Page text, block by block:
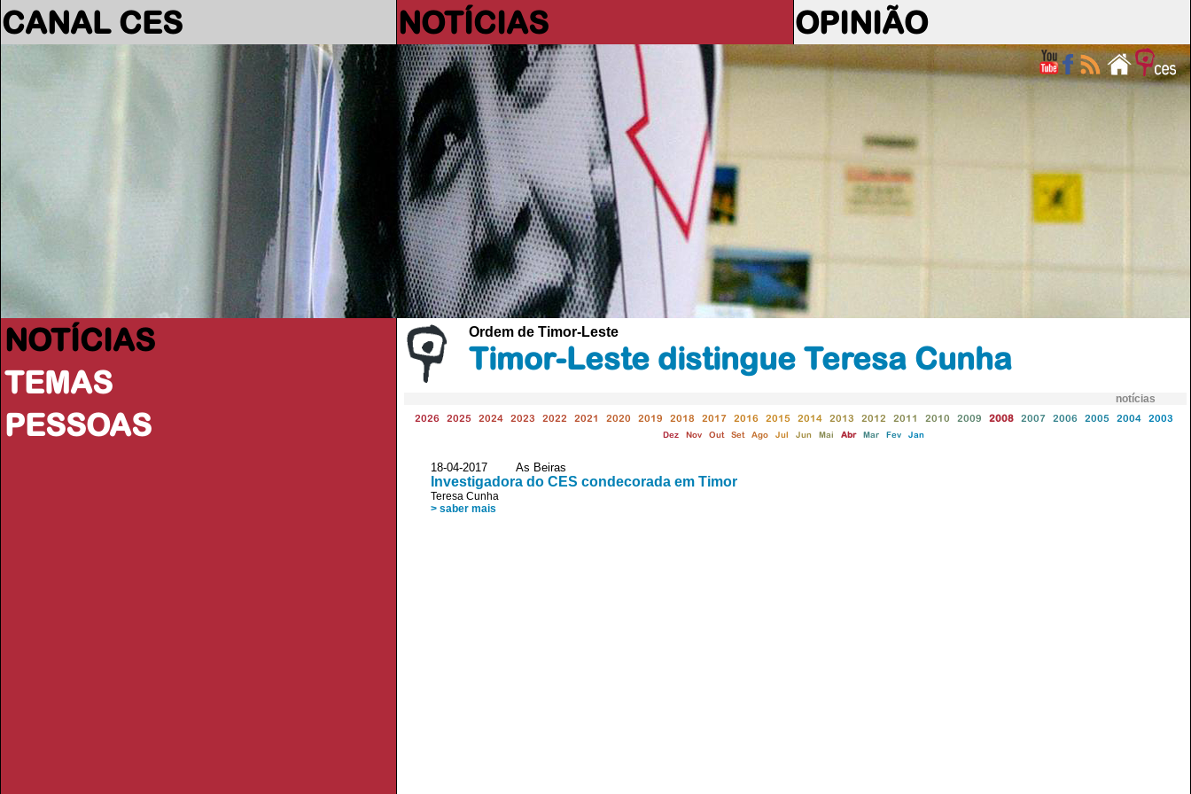
CANAL CES NOTÍCIAS OPINIÃO
NOTÍCIAS
TEMAS
PESSOAS
Ordem de Timor-Leste
Timor-Leste distingue Teresa Cunha
notícias
2026 2025 2024 2023 2022 2021 2020 2019 2018 2017 2016 2015 2014 2013 2012 2011 2010 2009 2008 2007 2006 2005 2004 2003
Dez Nov Out Set Ago Jul Jun Mai Abr Mar Fev Jan
18-04-2017 As Beiras
Investigadora do CES condecorada em Timor
Teresa Cunha
> saber mais